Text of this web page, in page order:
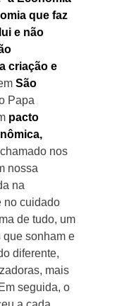
que faz
e não
criação e
São
Papa
pacto
nos
nossa
na
no cuidado
de tudo, um
que sonham e
diferente,
mais
seguida, o